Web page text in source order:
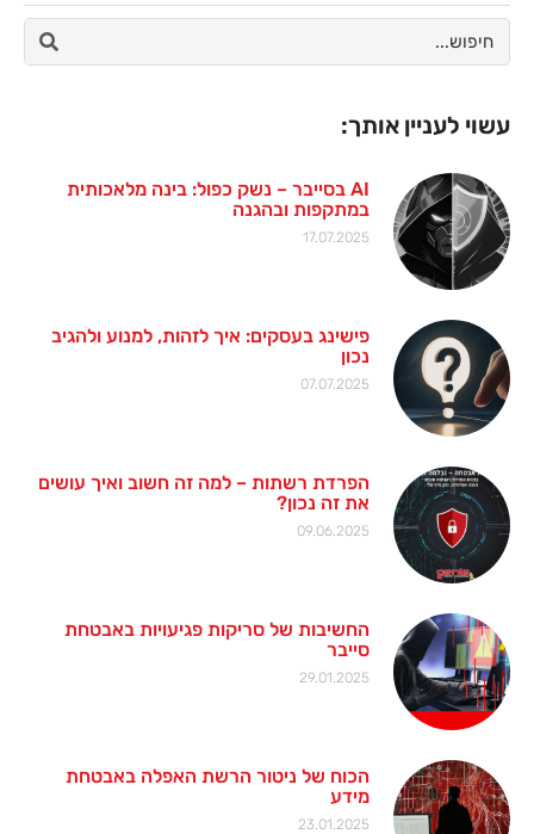
עשוי לעניין אותך:
AI בסייבר – נשק כפול: בינה מלאכותית
במתקפות ובהגנה
17.07.2025
פישינג בעסקים: איך לזהות, למנוע ולהגיב
נכון
07.07.2025
הפרדת רשתות – למה זה חשוב ואיך עושים
את זה נכון?
09.06.2025
החשיבות של סריקות פגיעויות באבטחת
סייבר
29.01.2025
הכוח של ניטור הרשת האפלה באבטחת
מידע
23.01.2025